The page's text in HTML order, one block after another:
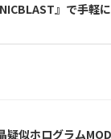
』で手軽
似ホログラム